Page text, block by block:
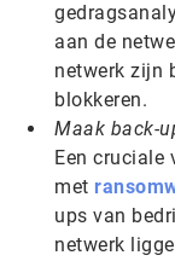
aan de
netwerk zijn
blokkeren.
Maak back-
Een cruciale
met
ups van
netwerk